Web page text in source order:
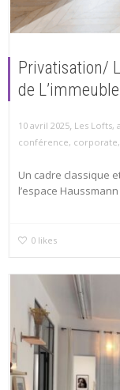
Privatisation/
de
10 avril 2025, Les Lofts,
conférence, corporate,
Un cadre classique
l’espace
0 likes